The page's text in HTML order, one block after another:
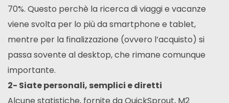
70%. Questo perchè la ricerca di viaggi e vacanze
viene svolta per lo più da smartphone e tablet,
mentre per la finalizzazione (ovvero l’acquisto) si
passa sovente al desktop, che rimane comunque
importante.
2- Siate personali, semplici e diretti